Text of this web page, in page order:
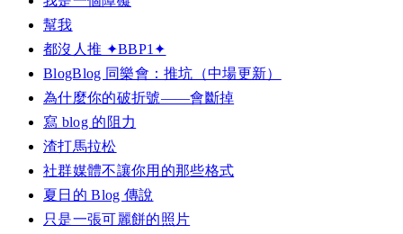
幫我
都沒人推 ✦BBP1✦
BlogBlog 同樂會：推坑（中場更新）
為什麼你的破折號——會斷掉
寫 blog 的阻力
渣打馬拉松
社群媒體不讓你用的那些格式
夏日的 Blog 傳說
只是一張可麗餅的照片